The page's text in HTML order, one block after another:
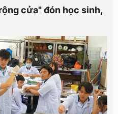
cửa" đón học sinh,